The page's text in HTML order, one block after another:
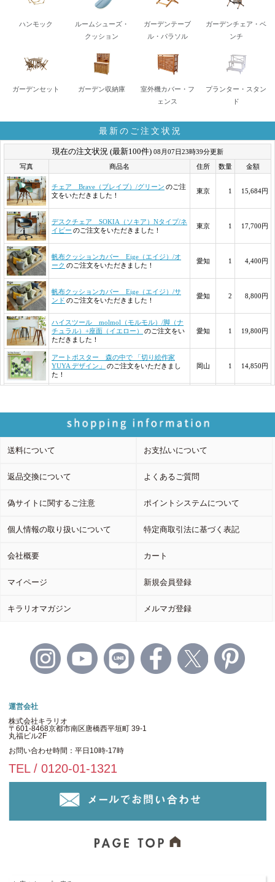
ハンモック
ルームシューズ・
クッション
ガーデンテーブ
ル・パラソル
ガーデンチェア・ベ
ンチ
ガーデンセット ガーデン収納庫
室外機カバー・フ
ェンス
プランター・スタン
ド
最新のご注文状況
送料について お支払いについて
返品交換について よくあるご質問
偽サイトに関するご注意 ポイントシステムについて
個人情報の取り扱いについて 特定商取引法に基づく表記
会社概要 カート
マイページ 新規会員登録
キラリオマガジン メルマガ登録
運営会社
株式会社キラリオ
〒601-8468京都市南区唐橋西平垣町 39-1
丸福ビル2F
お問い合わせ時間：平日10時-17時
TEL / 0120-01-1321